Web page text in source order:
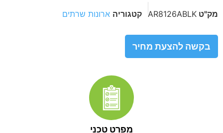
מק"ט AR8126ABLK קטגוריה ארונות שרתים
בקשה להצעת מחיר
מפרט טכני